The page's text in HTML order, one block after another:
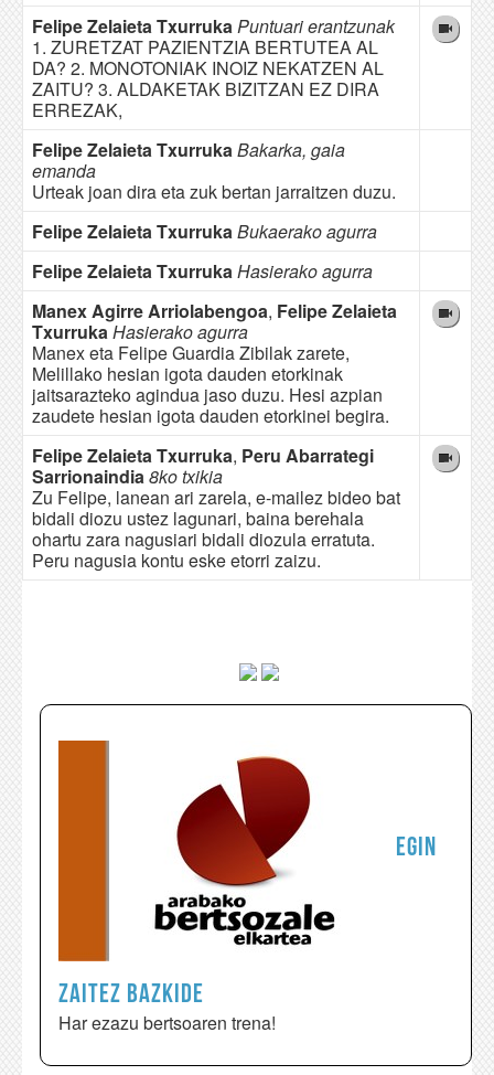
Felipe Zelaieta TxurrukaPuntuari erantzunak
1. ZURETZAT PAZIENTZIA BERTUTEA AL
DA? 2. MONOTONIAK INOIZ NEKATZEN AL
ZAITU? 3. ALDAKETAK BIZITZAN EZ DIRA
ERREZAK,
Felipe Zelaieta TxurrukaBakarka, gaia
emanda
Urteak joan dira eta zuk bertan jarraitzen duzu.
Felipe Zelaieta TxurrukaBukaerako agurra
Felipe Zelaieta TxurrukaHasierako agurra
Manex Agirre Arriolabengoa, Felipe Zelaieta
TxurrukaHasierako agurra
Manex eta Felipe Guardia Zibilak zarete,
Melillako hesian igota dauden etorkinak
jaitsarazteko agindua jaso duzu. Hesi azpian
zaudete hesian igota dauden etorkinei begira.
Felipe Zelaieta Txurruka, Peru Abarrategi
Sarrionaindia8ko txikia
Zu Felipe, lanean ari zarela, e-mailez bideo bat
bidali diozu ustez lagunari, baina berehala
ohartu zara nagusiari bidali diozula erratuta.
Peru nagusia kontu eske etorri zaizu.
Egin
zaitez bazkide
Har ezazu bertsoaren trena!